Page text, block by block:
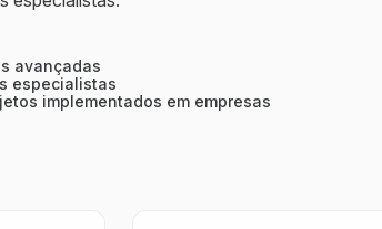
avançadas
especialistas
implementados em empresas